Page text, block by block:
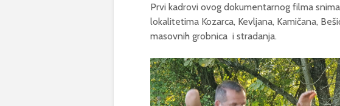
Prvi kadrovi ovog dokumentarnog filma
lokalitetima Kozarca, Kevljana, Kamičana,
masovnih grobnica i stradanja.